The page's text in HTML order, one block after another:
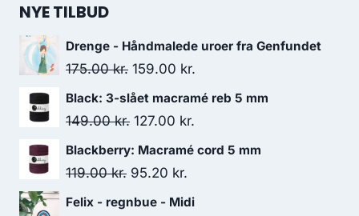
NYE TILBUD
Drenge - Håndmalede uroer fra Genfundet
175.00kr. 159.00 kr.
Black: 3-slået macramé reb 5 mm
149.00kr. 127.00 kr.
Blackberry: Macramé cord 5 mm
119.00kr. 95.20 kr.
Felix - regnbue - Midi